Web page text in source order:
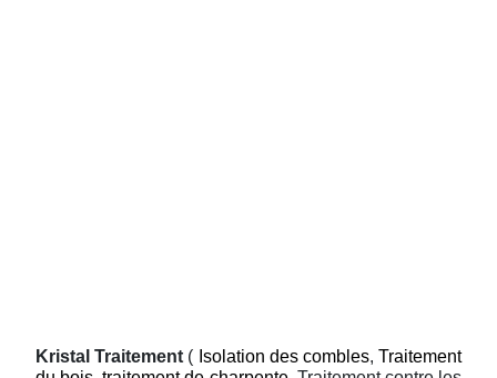
Kristal Traitement ( Isolation des combles,Traitement